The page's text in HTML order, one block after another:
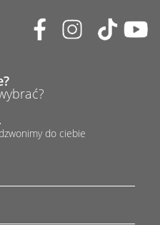
do ciebie